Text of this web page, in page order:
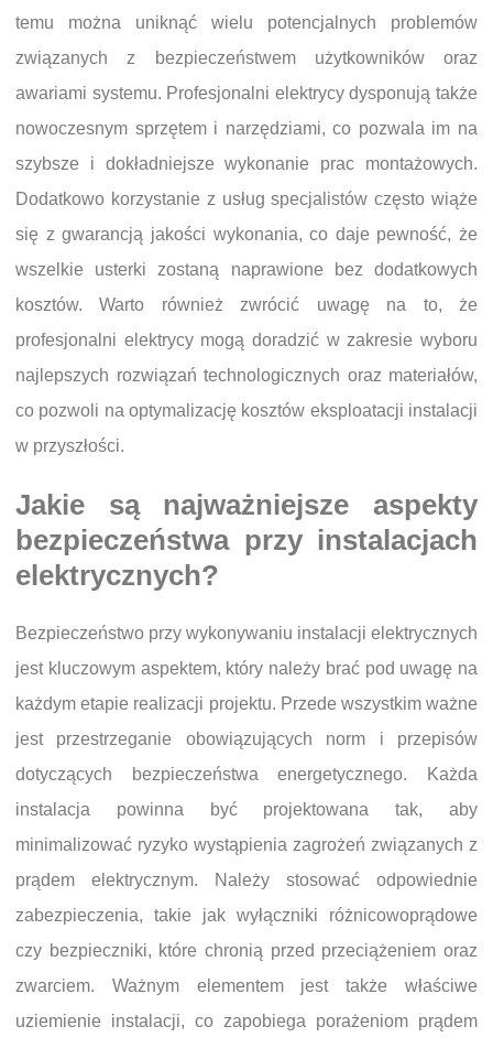
temu można uniknąć wielu potencjalnych problemów
związanych z bezpieczeństwem użytkowników oraz
awariami systemu. Profesjonalni elektrycy dysponują także
nowoczesnym sprzętem i narzędziami, co pozwala im na
szybsze i dokładniejsze wykonanie prac montażowych.
Dodatkowo korzystanie z usług specjalistów często wiąże
się z gwarancją jakości wykonania, co daje pewność, że
wszelkie usterki zostaną naprawione bez dodatkowych
kosztów. Warto również zwrócić uwagę na to, że
profesjonalni elektrycy mogą doradzić w zakresie wyboru
najlepszych rozwiązań technologicznych oraz materiałów,
co pozwoli na optymalizację kosztów eksploatacji instalacji
w przyszłości.
Jakie są najważniejsze aspekty
bezpieczeństwa przy instalacjach
elektrycznych?
Bezpieczeństwo przy wykonywaniu instalacji elektrycznych
jest kluczowym aspektem, który należy brać pod uwagę na
każdym etapie realizacji projektu. Przede wszystkim ważne
jest przestrzeganie obowiązujących norm i przepisów
dotyczących bezpieczeństwa energetycznego. Każda
instalacja powinna być projektowana tak, aby
minimalizować ryzyko wystąpienia zagrożeń związanych z
prądem elektrycznym. Należy stosować odpowiednie
zabezpieczenia, takie jak wyłączniki różnicowoprądowe
czy bezpieczniki, które chronią przed przeciążeniem oraz
zwarciem. Ważnym elementem jest także właściwe
uziemienie instalacji, co zapobiega porażeniom prądem